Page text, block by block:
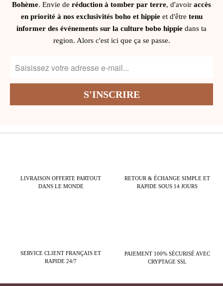
Bohème. Envie de réduction à tomber par terre, d'avoir accès
en priorité à nos exclusivités boho et hippieet d'être tenu
informer des événements sur la culture bobo hippie dans ta
region. Alors c'est ici que ça se passe.
LIVRAISON OFFERTE PARTOUT
DANS LE MONDE
RETOUR & ÉCHANGE SIMPLE ET
RAPIDE SOUS 14 JOURS
SERVICE CLIENT FRANÇAIS ET
RAPIDE 24/7
PAIEMENT 100% SÉCURISÉ AVEC
CRYPTAGE SSL